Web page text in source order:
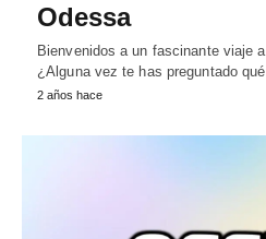
Odessa
Bienvenidos a un fascinante viaje
¿Alguna vez te has preguntado
2 años hace